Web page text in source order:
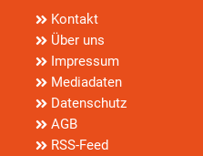
Kontakt
Über uns
Impressum
Mediadaten
Datenschutz
AGB
RSS-Feed